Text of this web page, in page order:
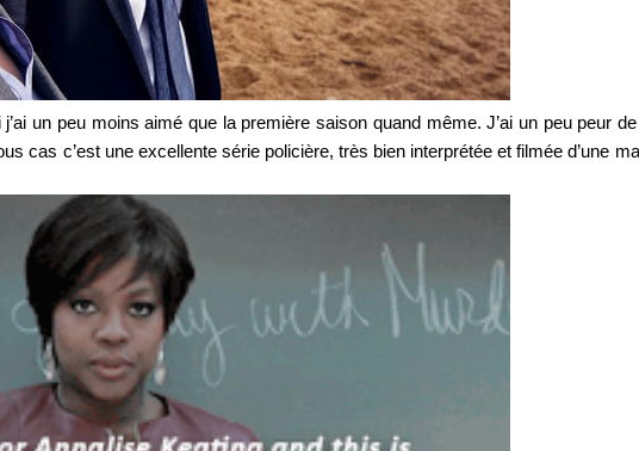
un peu moins aimé que la première saison quand même. J’ai un peu peur
cas c’est une excellente série policière, très bien interprétée et filmée d’une